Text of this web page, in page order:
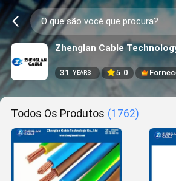
Zhenglan Cable
31 YEARS 5.0
Todos Os Produtos (1762)